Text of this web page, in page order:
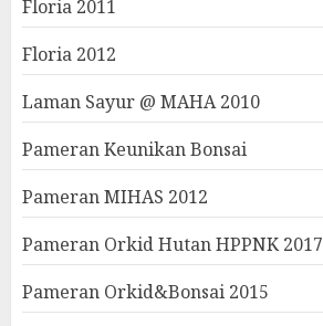
Floria 2011
Floria 2012
Laman Sayur @ MAHA 2010
Pameran Keunikan Bonsai
Pameran MIHAS 2012
Pameran Orkid Hutan HPPNK 2017
Pameran Orkid&Bonsai 2015